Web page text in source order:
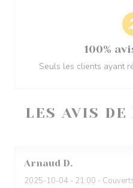
LES AVIS DE
Arnaud D
2025-10-04 - 21:00 -
100%
Seuls les clients ayant